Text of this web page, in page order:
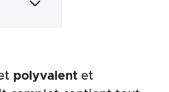
polyvalent et